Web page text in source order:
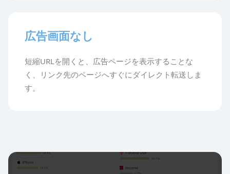
広告画面なし
短縮URLを開くと、広告ページを表示することな
く、リンク先のページへすぐにダイレクト転送しま
す。